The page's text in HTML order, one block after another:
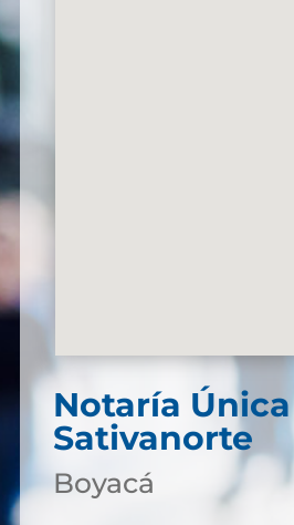
Notaría
Sativanorte
Boyacá